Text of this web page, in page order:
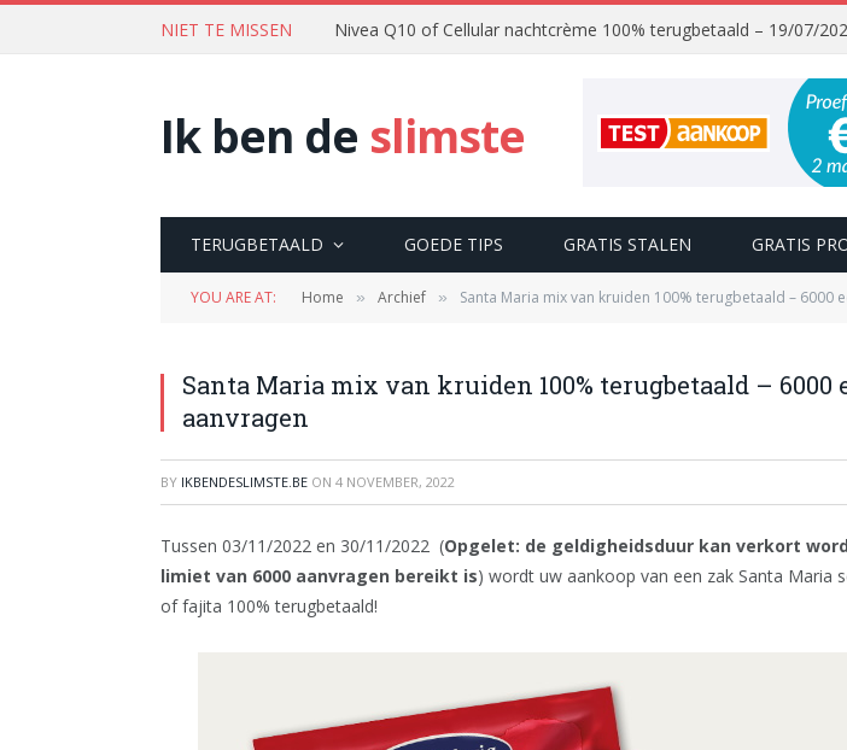
NIET TE MISSEN Nivea Q10 of Cellular nachtcrème 100% terugbetaald – 19/07/
Ik ben de slimste
TERUGBETAALD GOEDE TIPS GRATIS STALEN GRATIS
YOU ARE AT: Home » Archief » Santa Maria mix van kruiden 100% terugbetaald – 6000
Santa Maria mix van kruiden 100% terugbetaald – 6000
aanvragen
BY IKBENDESLIMSTE.BE ON 4 NOVEMBER, 2022
Tussen 03/11/2022 en 30/11/2022 (Opgelet: de geldigheidsduur kan verkort
limiet van 6000 aanvragen bereikt is) wordt uw aankoop van een zak Santa Maria
of fajita 100% terugbetaald!